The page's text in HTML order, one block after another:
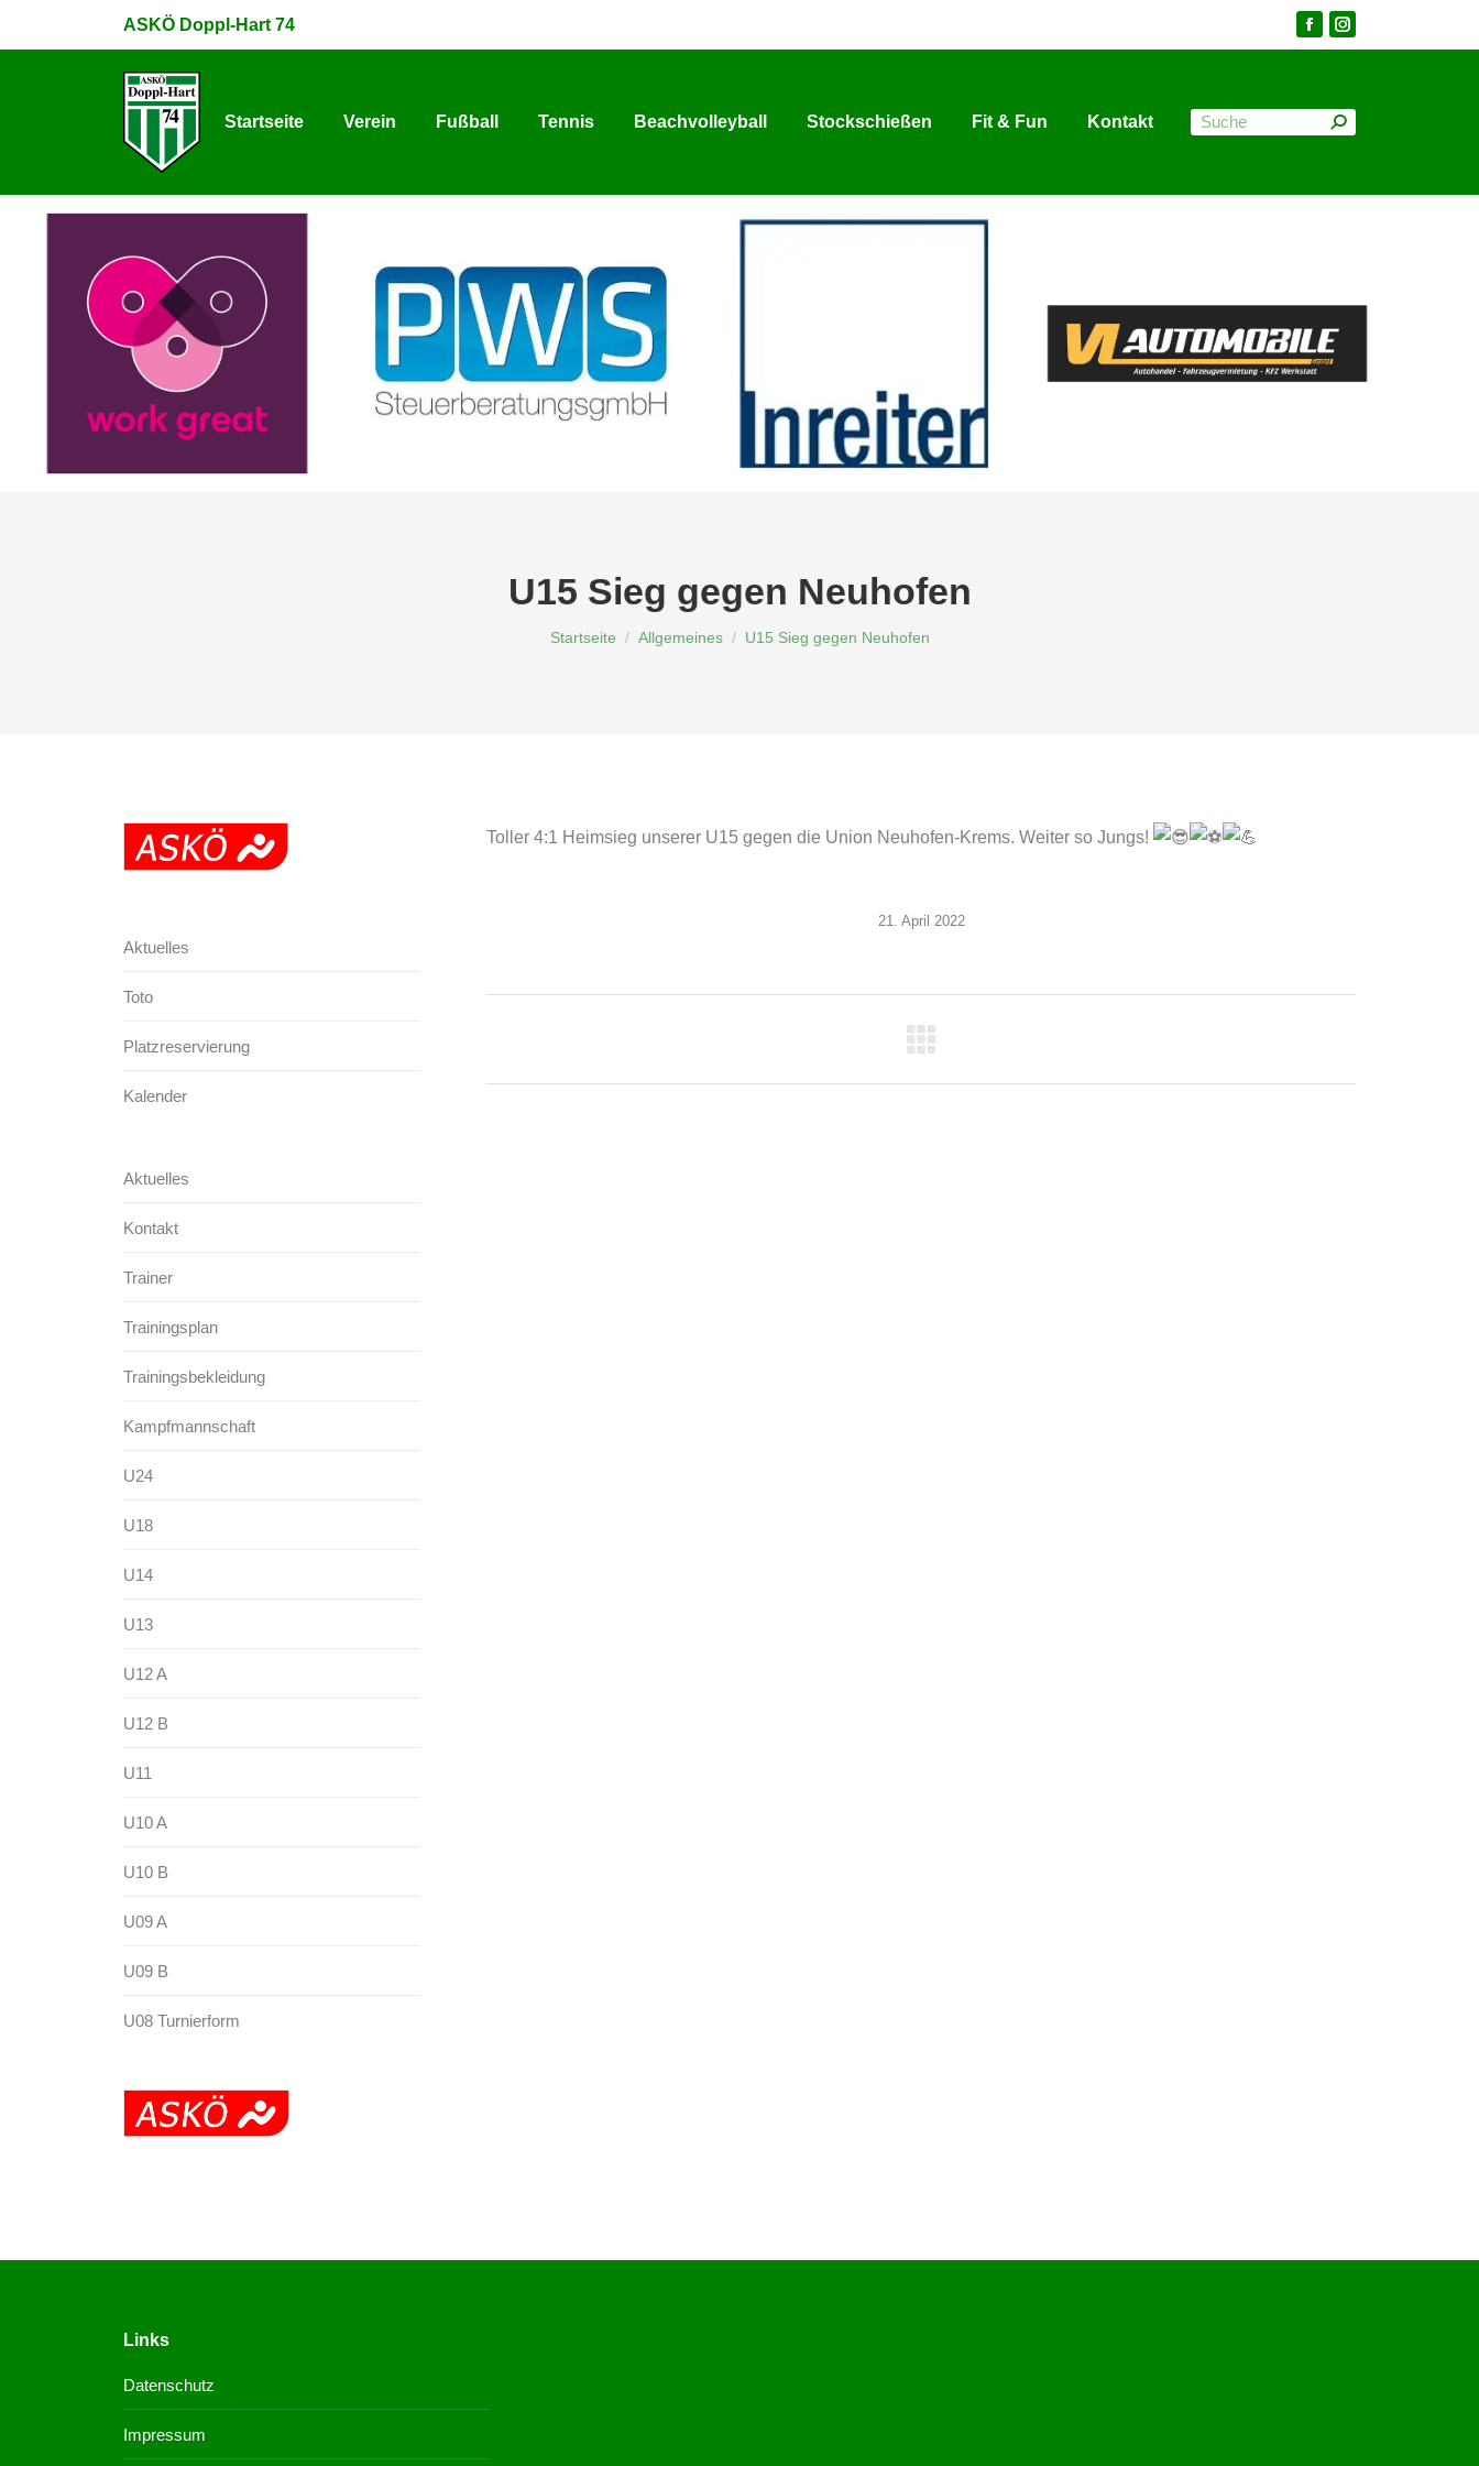
ASKÖ Doppl-Hart 74
Startseite Verein Fußball Tennis Beachvolleyball Stockschießen Fit & Fun Kontakt
U15 Sieg gegen Neuhofen
Du bist hier:
Startseite Allgemeines U15 Sieg gegen Neuhofen
Toller 4:1 Heimsieg unserer U15 gegen die Union Neuhofen-Krems. Weiter so Jungs!
21. April 2022
Aktuelles
Toto
Platzreservierung
Kalender
Aktuelles
Kontakt
Trainer
Trainingsplan
Trainingsbekleidung
Kampfmannschaft
U24
U18
U14
U13
U12 A
U12 B
U11
U10 A
U10 B
U09 A
U09 B
U08 Turnierform
Links
Datenschutz
Impressum